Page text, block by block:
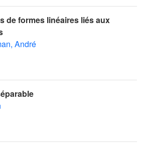
de formes linéaires liés aux
André